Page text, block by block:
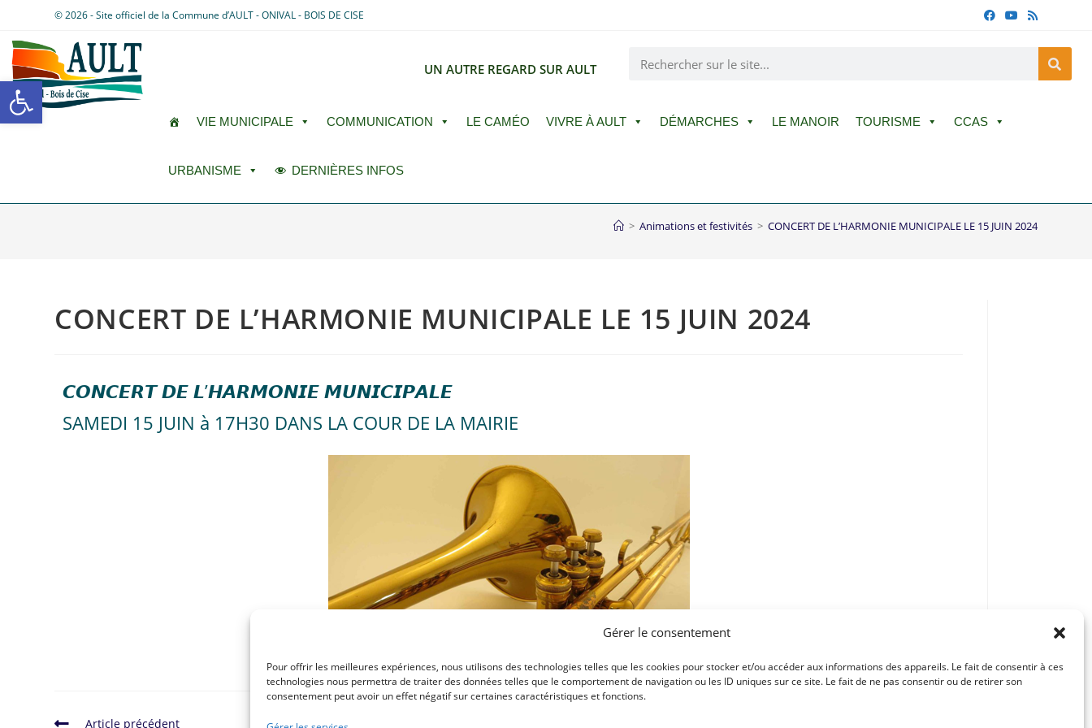
Ouvrir la barre d’outils
Gérer le consentement
Pour offrir les meilleures expériences, nous utilisons des technologies telles que les cookies pour stocker et/ou accéder aux informations des appareils. Le fait de consentir à ces
technologies nous permettra de traiter des données telles que le comportement de navigation ou les ID uniques sur ce site. Le fait de ne pas consentir ou de retirer son
consentement peut avoir un effet négatif sur certaines caractéristiques et fonctions.
© 2026 - Site officiel de la Commune d’AULT - ONIVAL - BOIS DE CISE
UN AUTRE REGARD SUR AULT
VIE MUNICIPALE COMMUNICATION LE CAMÉO VIVRE À AULT DÉMARCHES LE MANOIR TOURISME CCAS
URBANISME DERNIÈRES INFOS
> Animations et festivités > CONCERT DE L’HARMONIE MUNICIPALE LE 15 JUIN 2024
CONCERT DE L’HARMONIE MUNICIPALE LE 15 JUIN 2024
𝘾𝙊𝙉𝘾𝙀𝙍𝙏 𝘿𝙀 𝙇’𝙃𝘼𝙍𝙈𝙊𝙉𝙄𝙀 𝙈𝙐𝙉𝙄𝘾𝙄𝙋𝘼𝙇𝙀
SAMEDI 15 JUIN à 17H30 DANS LA COUR DE LA MAIRIE
Article précédent